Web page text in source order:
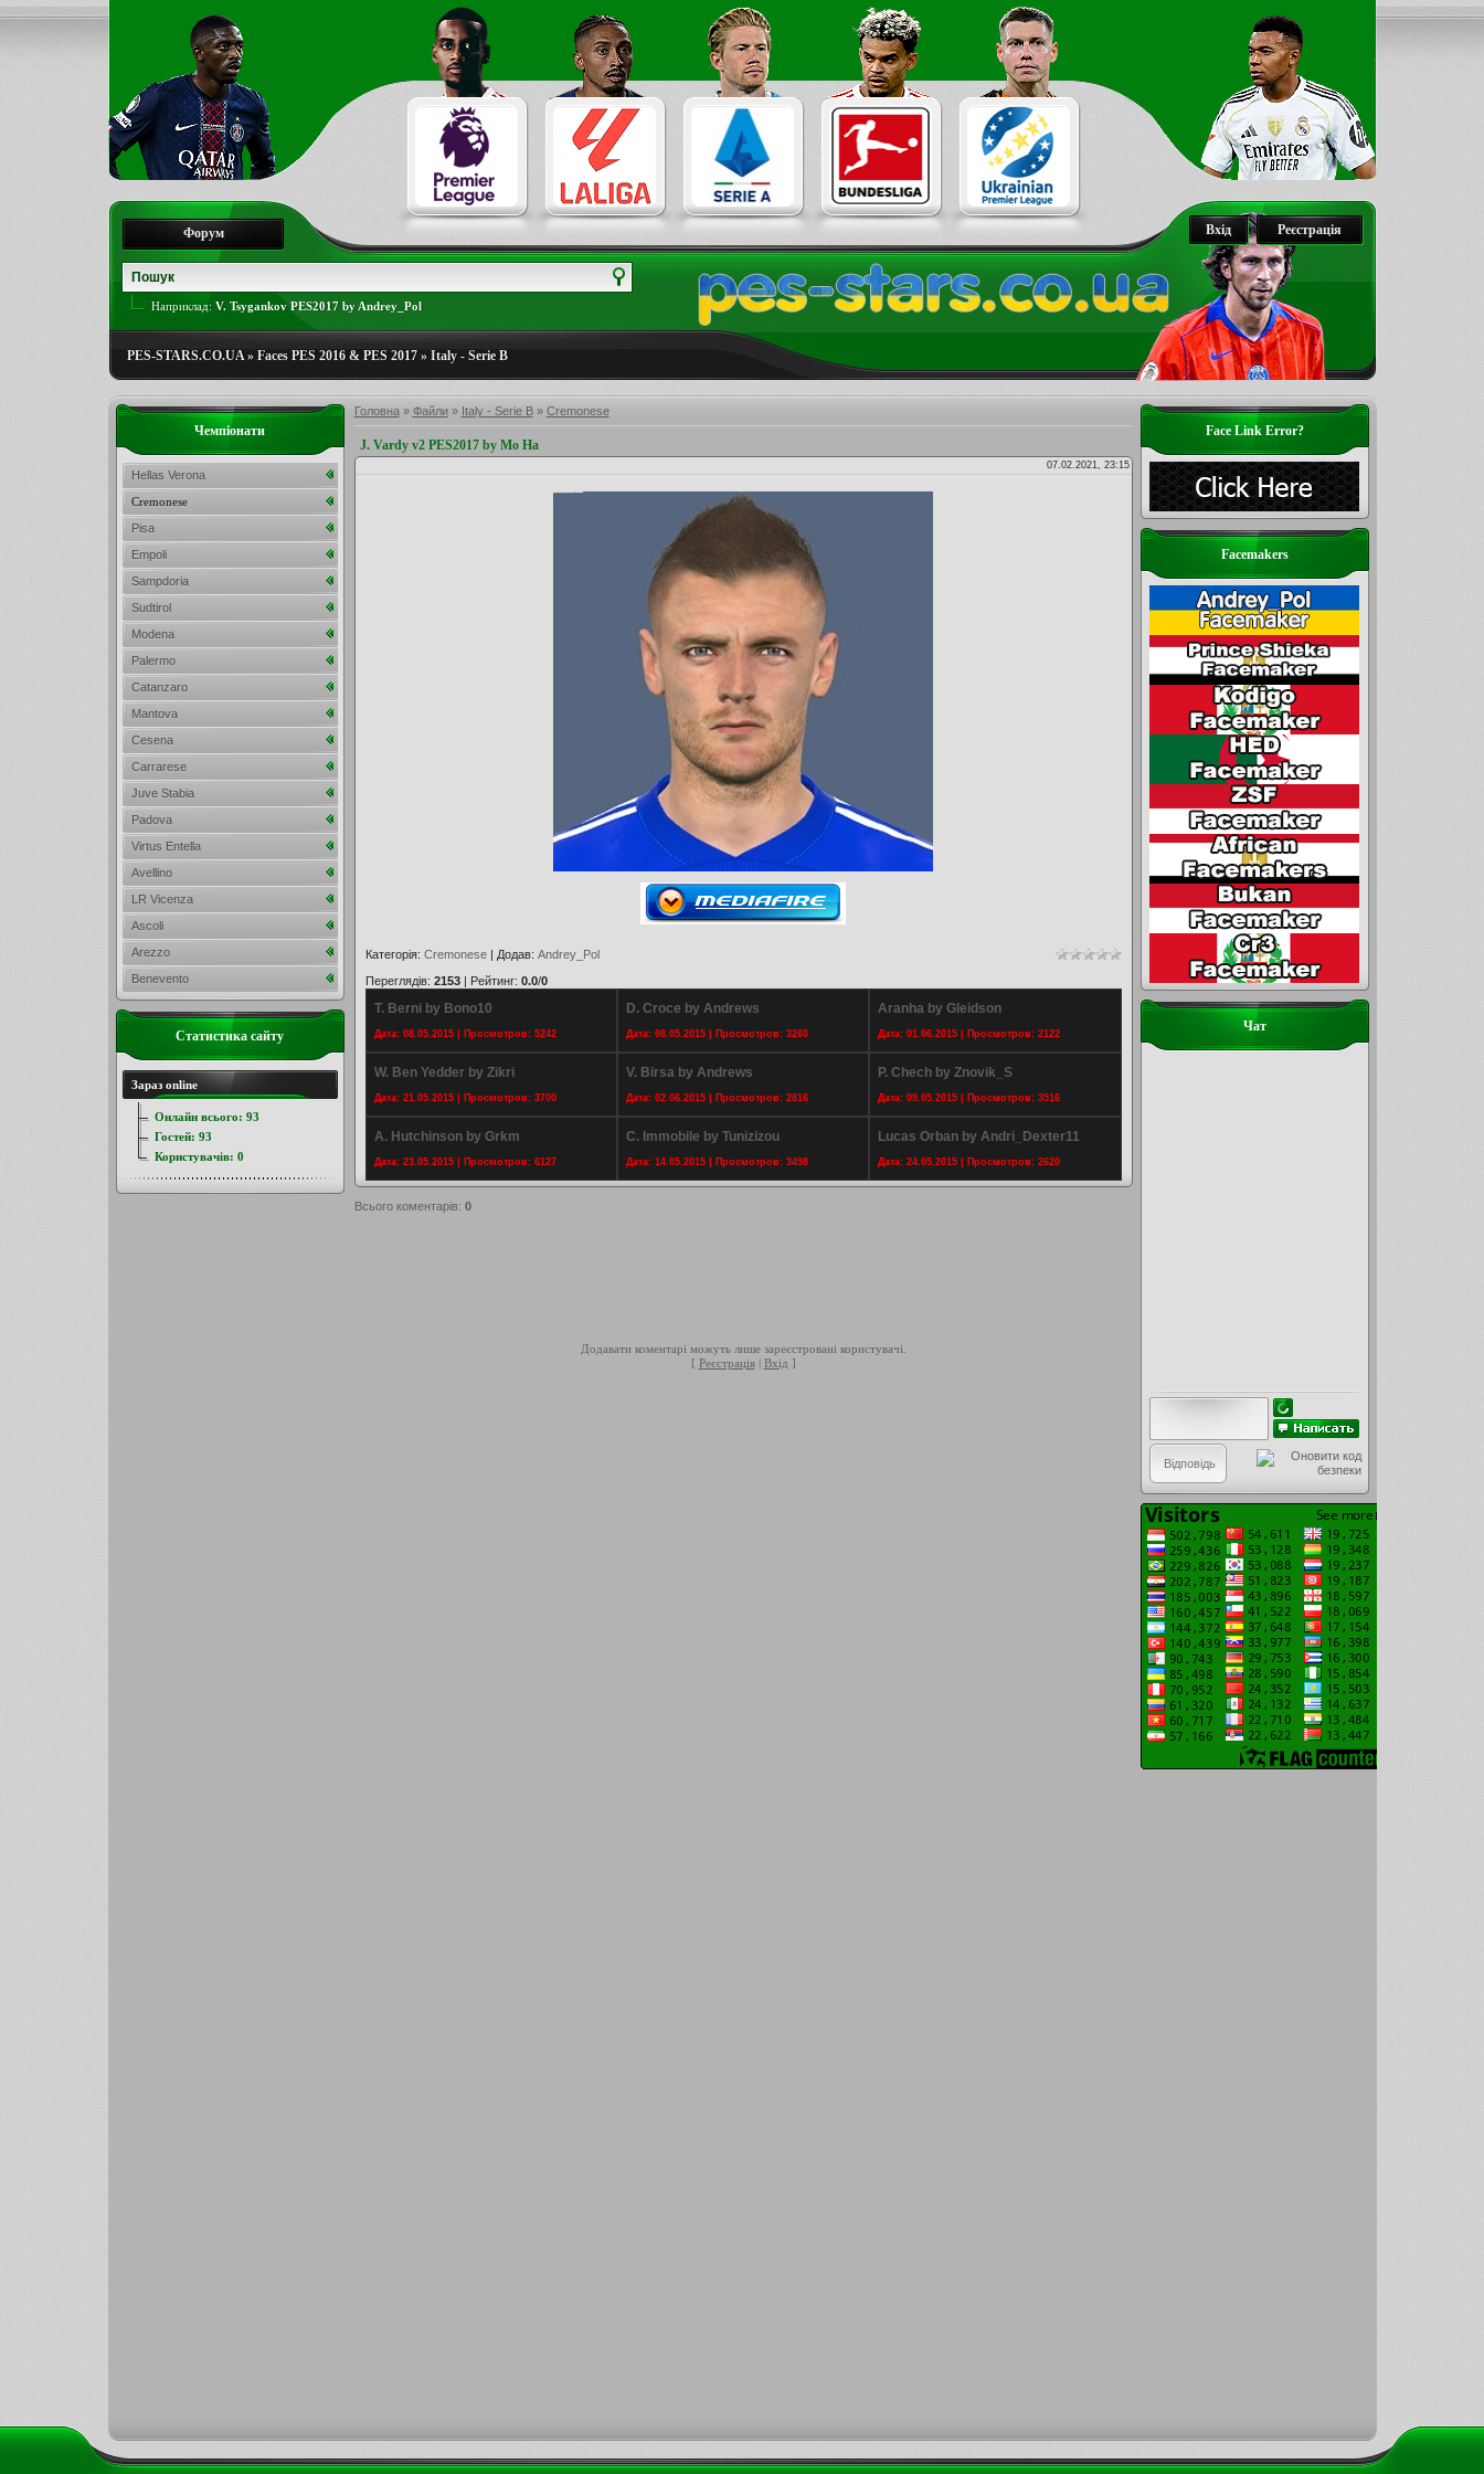
Реєстрація
Вхід
Форум
Наприклад: V. Tsygankov PES2017 by Andrey_Pol
PES-STARS.CO.UA» Faces PES 2016 & PES 2017» Italy - Serie B
Головна» Файли» Italy - Serie B» Cremonese
J. Vardy v2 PES2017 by Mo Ha
07.02.2021, 23:15
Категорія: Cremonese| Додав: Andrey_Pol
Переглядів: 2153| Рейтинг: 0.0/0
T. Berni by Bono10
Дата: 08.05.2015 | Просмотров: 5242
D. Croce by Andrews
Дата: 08.05.2015 | Просмотров: 3260
Aranha by Gleidson
Дата: 01.06.2015 | Просмотров: 2122
W. Ben Yedder by Zikri
Дата: 21.05.2015 | Просмотров: 3700
V. Birsa by Andrews
Дата: 02.06.2015 | Просмотров: 2816
P. Chech by Znovik_S
Дата: 09.05.2015 | Просмотров: 3516
A. Hutchinson by Grkm
Дата: 23.05.2015 | Просмотров: 6127
C. Immobile by Tunizizou
Дата: 14.05.2015 | Просмотров: 3498
Lucas Orban by Andri_Dexter11
Дата: 24.05.2015 | Просмотров: 2620
Всього коментарів: 0
Додавати коментарі можуть лише зареєстровані користувачі.
[ Реєстрація| Вхід ]
Face Link Error?
Facemakers
Чат
Чемпіонати
Hellas Verona
Cremonese
Pisa
Empoli
Sampdoria
Sudtirol
Modena
Palermo
Catanzaro
Mantova
Cesena
Carrarese
Juve Stabia
Padova
Virtus Entella
Avellino
LR Vicenza
Ascoli
Arezzo
Benevento
Статистика сайту
Зараз online
Онлайн всього: 93
Гостей: 93
Користувачів: 0